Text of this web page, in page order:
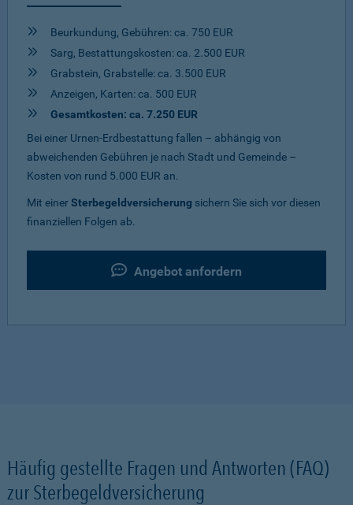
Beurkundung, Gebühren: ca. 750 EUR
Sarg, Bestattungskosten: ca. 2.500 EUR
Grabstein, Grabstelle: ca. 3.500 EUR
Anzeigen, Karten: ca. 500 EUR
Gesamtkosten: ca. 7.250 EUR
Bei einer Urnen-Erdbestattung fallen – abhängig von
abweichenden Gebühren je nach Stadt und Gemeinde –
Kosten von rund 5.000 EUR an.
Mit einerSterbegeldversicherung sichern Sie sich vor diesen
finanziellen Folgen ab.
Angebot anfordern
Häufig gestellte Fragen und Antworten (FAQ)
zur Sterbegeldversicherung